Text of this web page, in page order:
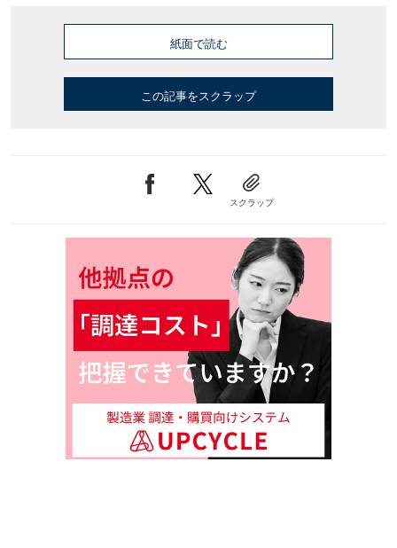
紙面で読む
この記事をスクラップ
スクラップ